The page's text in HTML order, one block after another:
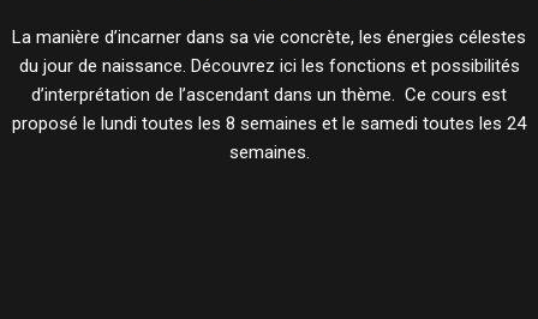
La manière d’incarner dans sa vie concrète, les énergies célestes
du jour de naissance. Découvrez ici les fonctions et possibilités
d’interprétation de l’ascendant dans un thème. Ce cours est
proposé le lundi toutes les 8 semaines et le samedi toutes les 24
semaines.